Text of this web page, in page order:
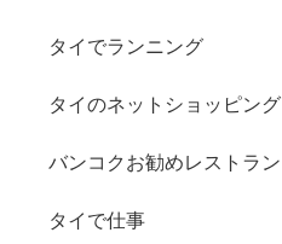
タイでランニング
タイのネットショッピング
バンコクお勧めレストラン
タイで仕事